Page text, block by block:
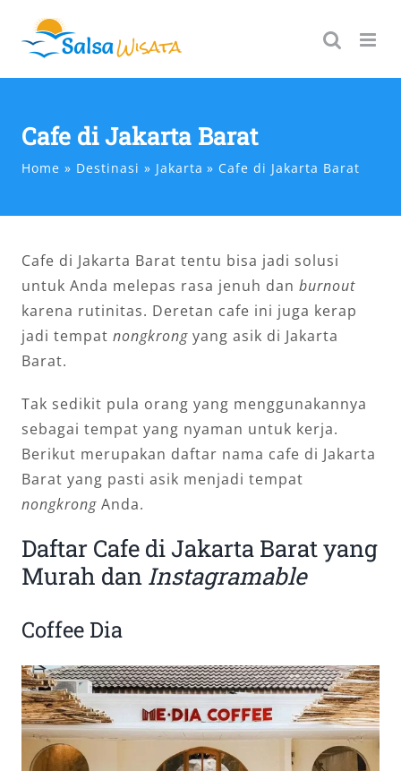
content
Cafe di Jakarta Barat
Home Destinasi Jakarta Cafe di Jakarta Barat
Cafe di Jakarta Barat tentu bisa jadi solusi
untuk Anda melepas rasa jenuh dan burnout
karena rutinitas. Deretan cafe ini juga kerap
jadi tempat nongkrongyang asik di Jakarta
Barat.
Tak sedikit pula orang yang menggunakannya
sebagai tempat yang nyaman untuk kerja.
Berikut merupakan daftar nama cafe di Jakarta
Barat yang pasti asik menjadi tempat
nongkrongAnda.
Daftar Cafe di Jakarta Barat yang
Murah dan Instagramable
Coffee Dia